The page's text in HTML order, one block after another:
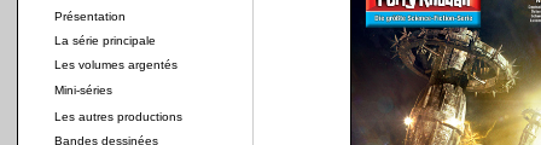
Présentation
La série principale
Les volumes argentés
Mini-séries
Les autres productions
Bandes dessinées